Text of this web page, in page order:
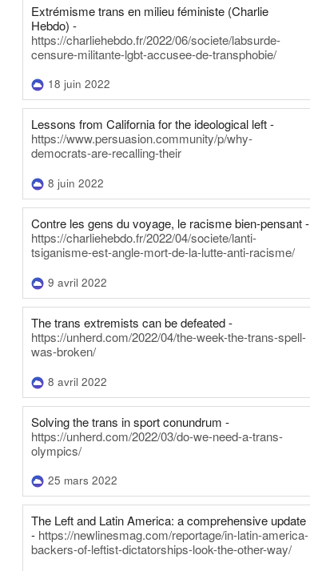
Extrémisme trans en milieu féministe (Charlie
Hebdo) -
https://charliehebdo.fr/2022/06/societe/labsurde-
censure-militante-lgbt-accusee-de-transphobie/
18 juin 2022
Lessons from California for the ideological left -
https://www.persuasion.community/p/why-
democrats-are-recalling-their
8 juin 2022
Contre les gens du voyage, le racisme bien-pensant -
https://charliehebdo.fr/2022/04/societe/lanti-
tsiganisme-est-angle-mort-de-la-lutte-anti-racisme/
9 avril 2022
The trans extremists can be defeated -
https://unherd.com/2022/04/the-week-the-trans-spell-
was-broken/
8 avril 2022
Solving the trans in sport conundrum -
https://unherd.com/2022/03/do-we-need-a-trans-
olympics/
25 mars 2022
The Left and Latin America: a comprehensive update
- https://newlinesmag.com/reportage/in-latin-america-
backers-of-leftist-dictatorships-look-the-other-way/